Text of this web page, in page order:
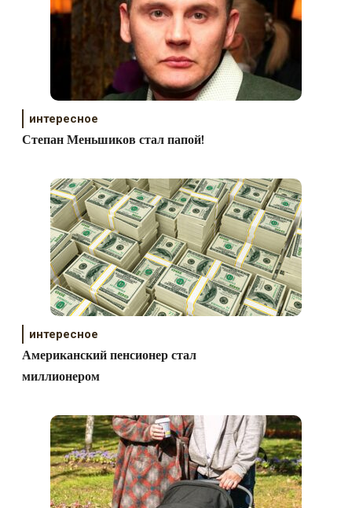
интересное
Степан Меньшиков стал папой!
интересное
Американский пенсионер стал
миллионером